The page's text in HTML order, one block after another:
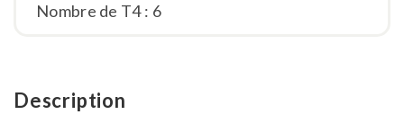
Nombre de T4 : 6
Description